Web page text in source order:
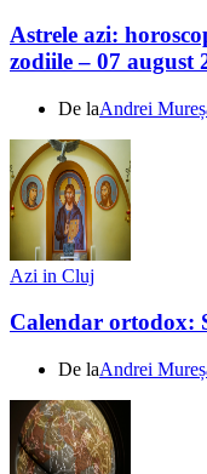
Astrele azi:
zodiile – 07 august
De laAndrei
Azi in Cluj
Calendar ortodox:
De laAndrei